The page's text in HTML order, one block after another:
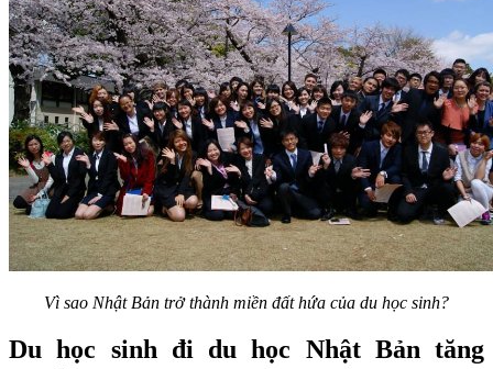
Vì sao Nhật Bản trở thành miền đất hứa của du học sinh?
Du học sinh đi du học Nhật Bản tăng